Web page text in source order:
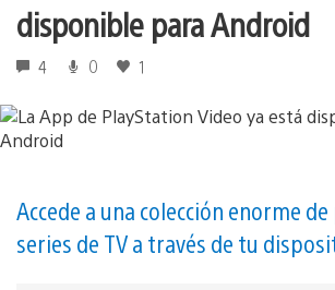
disponible para Android
4 0 1
Accede a una colección enorme
series de TV a través de tu